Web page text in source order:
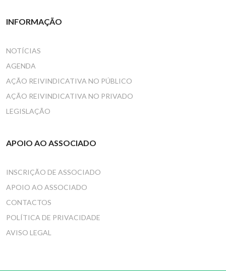
INFORMAÇÃO
NOTÍCIAS
AGENDA
AÇÃO REIVINDICATIVA NO PÚBLICO
AÇÃO REIVINDICATIVA NO PRIVADO
LEGISLAÇÃO
APOIO AO ASSOCIADO
INSCRIÇÃO DE ASSOCIADO
APOIO AO ASSOCIADO
CONTACTOS
POLÍTICA DE PRIVACIDADE
AVISO LEGAL